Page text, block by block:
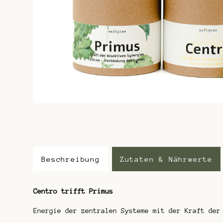
Beschreibung Zutaten & Nährwerte
Centro trifft Primus
Energie der zentralen Systeme mit der Kraft der